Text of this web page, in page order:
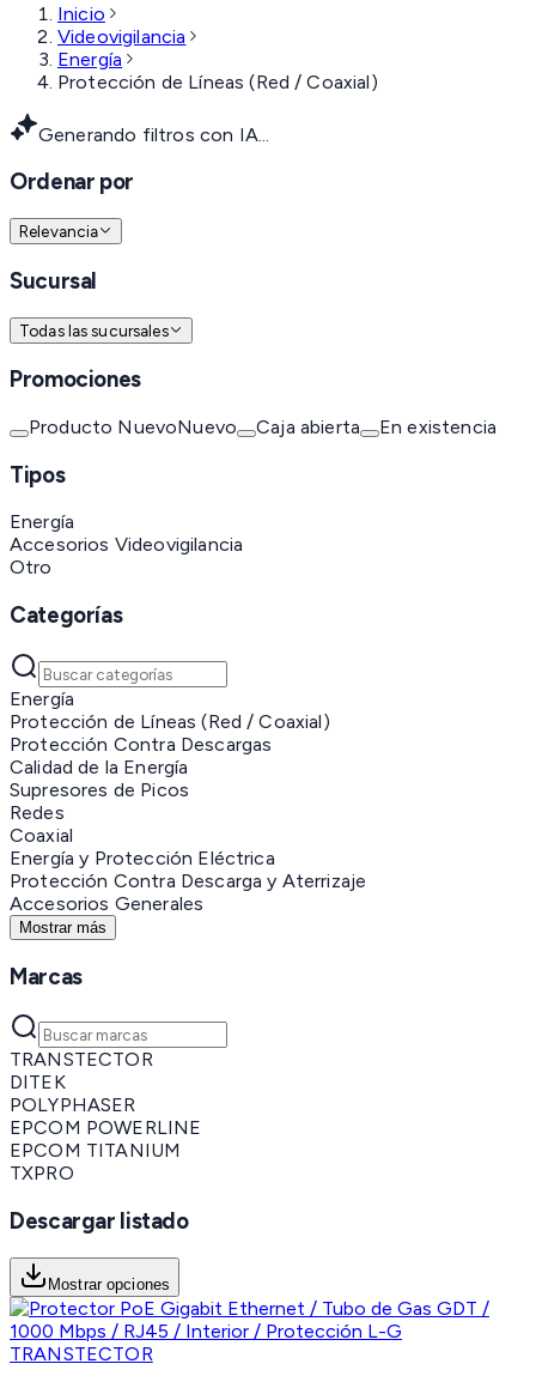
Inicio
Videovigilancia
Energía
Protección de Líneas (Red / Coaxial)
Generando filtros con IA...
Ordenar por
Relevancia
Sucursal
Todas las sucursales
Promociones
Producto NuevoNuevo Caja abierta En existencia
Tipos
Energía
Accesorios Videovigilancia
Otro
Categorías
Energía
Protección de Líneas (Red / Coaxial)
Protección Contra Descargas
Calidad de la Energía
Supresores de Picos
Redes
Coaxial
Energía y Protección Eléctrica
Protección Contra Descarga y Aterrizaje
Accesorios Generales
Mostrar más
Marcas
TRANSTECTOR
DITEK
POLYPHASER
EPCOM POWERLINE
EPCOM TITANIUM
TXPRO
Descargar listado
Mostrar opciones
TRANSTECTOR